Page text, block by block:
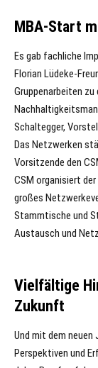
MBA-Start
Es gab fachliche
Florian Lüdeke-
Gruppenarbeiten zu
Schaltegger,
Das Netzwerken
Vorsitzende den
CSM organisiert
großes
Stammtische und
Austausch und
Vielfältige
Zukunft
Und mit dem neuen
Perspektiven und